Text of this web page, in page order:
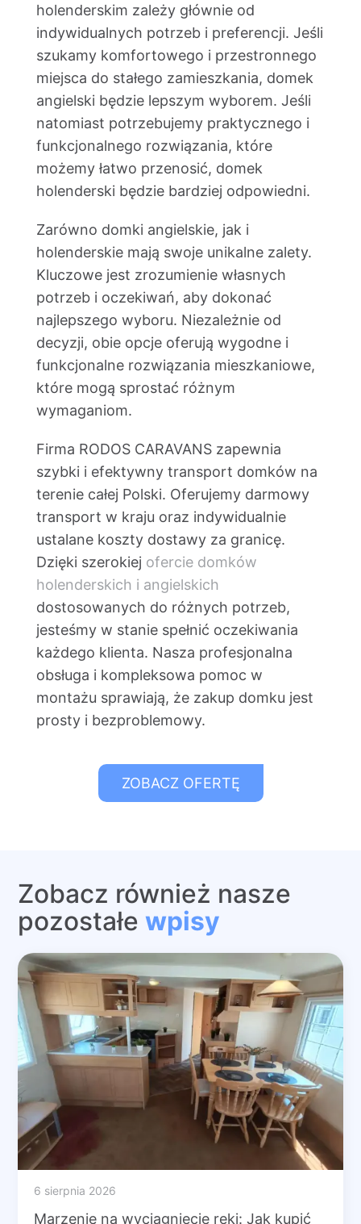
holenderskim zależy głównie od
indywidualnych potrzeb i preferencji. Jeśli
szukamy komfortowego i przestronnego
miejsca do stałego zamieszkania, domek
angielski będzie lepszym wyborem. Jeśli
natomiast potrzebujemy praktycznego i
funkcjonalnego rozwiązania, które
możemy łatwo przenosić, domek
holenderski będzie bardziej odpowiedni.
Zarówno domki angielskie, jak i
holenderskie mają swoje unikalne zalety.
Kluczowe jest zrozumienie własnych
potrzeb i oczekiwań, aby dokonać
najlepszego wyboru. Niezależnie od
decyzji, obie opcje oferują wygodne i
funkcjonalne rozwiązania mieszkaniowe,
które mogą sprostać różnym
wymaganiom.
Firma RODOS CARAVANS zapewnia
szybki i efektywny transport domków na
terenie całej Polski. Oferujemy darmowy
transport w kraju oraz indywidualnie
ustalane koszty dostawy za granicę.
Dzięki szerokiej ofercie domków
holenderskich i angielskich
dostosowanych do różnych potrzeb,
jesteśmy w stanie spełnić oczekiwania
każdego klienta. Nasza profesjonalna
obsługa i kompleksowa pomoc w
montażu sprawiają, że zakup domku jest
prosty i bezproblemowy.
ZOBACZ OFERTĘ
Zobacz również nasze
pozostałewpisy
6 sierpnia 2026
Marzenie na wyciągnięcie ręki: Jak kupić